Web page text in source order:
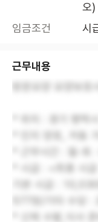
오
임금조건
시
근무내용